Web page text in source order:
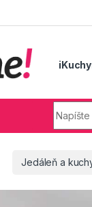
Jedáleň a